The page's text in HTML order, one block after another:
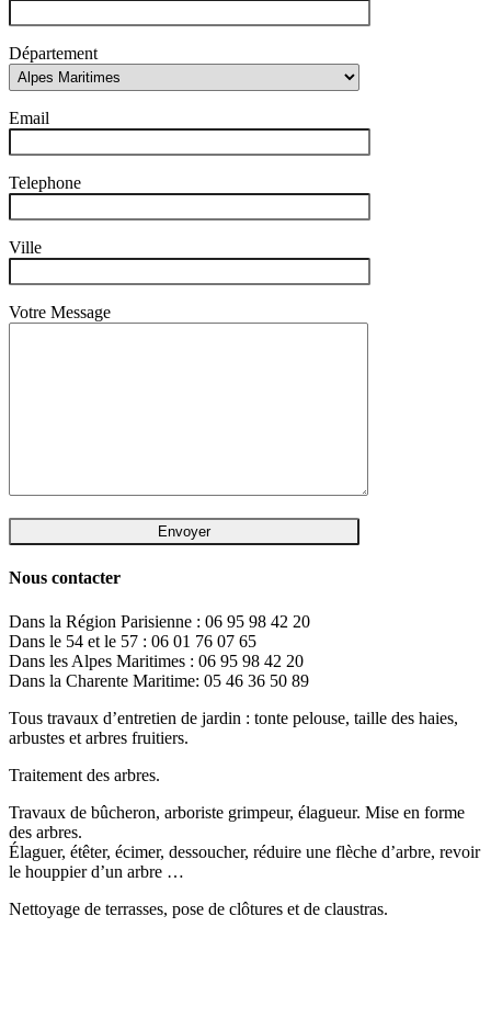
Département
Email
Telephone
Ville
Votre Message
Nous contacter
Dans la Région Parisienne : 06 95 98 42 20
Dans le 54 et le 57 : 06 01 76 07 65
Dans les Alpes Maritimes : 06 95 98 42 20
Dans la Charente Maritime: 05 46 36 50 89
Tous travaux d’entretien de jardin : tonte pelouse, taille des haies,
arbustes et arbres fruitiers.
Traitement des arbres.
Travaux de bûcheron, arboriste grimpeur, élagueur. Mise en forme
des arbres.
Élaguer, étêter, écimer, dessoucher, réduire une flèche d’arbre, revoir
le houppier d’un arbre …
Nettoyage de terrasses, pose de clôtures et de claustras.